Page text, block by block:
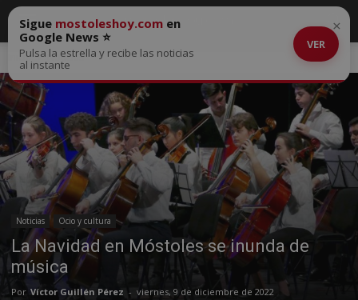
Inicio Noticias
Noticias Ocio y cultura
La Navidad en Móstoles se inunda de
música
Por Víctor Guillén Pérez - viernes, 9 de diciembre de 2022
Sigue mostoleshoy.com en
Google News ⭐
Pulsa la estrella y recibe las noticias
al instante
VER
×